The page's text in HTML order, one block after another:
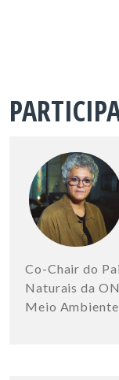
Co-Chair do
Naturais da
Meio